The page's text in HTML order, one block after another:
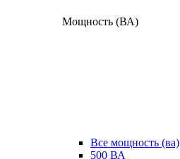
Мощность (ВА)
Все мощность (ва)
500 ВА